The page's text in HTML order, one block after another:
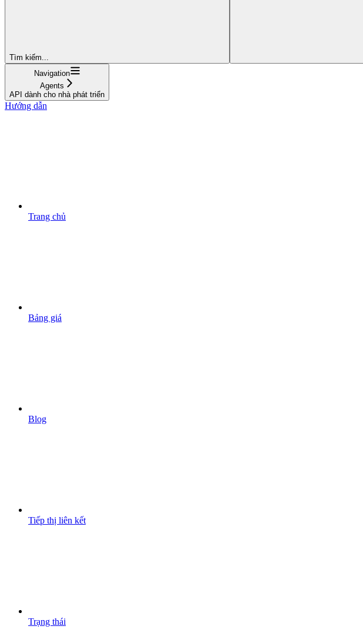
Tìm kiếm...
Navigation
Agents
API dành cho nhà phát triển
Hướng dẫn
Trang chủ
Bảng giá
Blog
Tiếp thị liên kết
Trạng thái